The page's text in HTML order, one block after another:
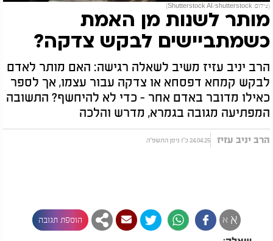
(צילום: Shutterstock AI/shutterstock)
מותר לשנות מן האמת
כשמתביישים לבקש צדקה?
הרב יניב עזיז משיב לשאלה רגישה: האם מותר לאדם
לבקש קמחא דפסחא או צדקה עבור עצמו, אך לספר
כאילו מדובר באדם אחר - כדי לא להיחשף? התשובה
המפתיעה מגובה בגמרא, מדרש והלכה
הרב יניב עזיז 24.04.25 כ"ו ניסן התשפ"ה
א א הוספת תגובה